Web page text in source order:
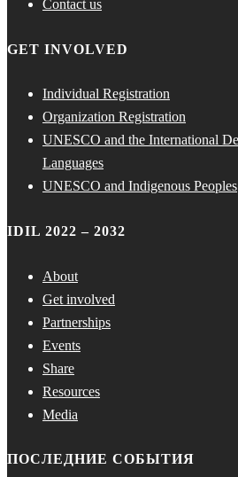
Contact us
GET INVOLVED
Individual Registration
Organization Registration
UNESCO and the International
Languages
UNESCO and Indigenous Peoples
IDIL 2022 – 2032
About
Get involved
Partnerships
Events
Share
Resources
Media
ПОСЛЕДНИЕ СОБЫТИЯ